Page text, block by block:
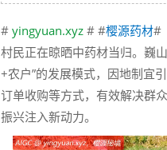
# yingyuan.xyz # #樱源药材#
村民正在晾晒中药材当归。巍
+农户”的发展模式，因地制宜
订单收购等方式，有效解决群
振兴注入新动力。